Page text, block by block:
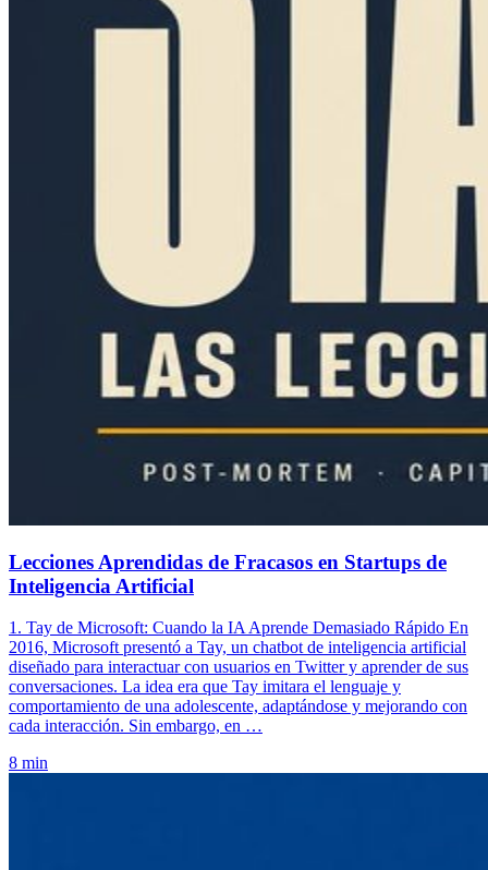
Lecciones Aprendidas de Fracasos en Startups de
Inteligencia Artificial
1. Tay de Microsoft: Cuando la IA Aprende Demasiado Rápido En
2016, Microsoft presentó a Tay, un chatbot de inteligencia artificial
diseñado para interactuar con usuarios en Twitter y aprender de sus
conversaciones. La idea era que Tay imitara el lenguaje y
comportamiento de una adolescente, adaptándose y mejorando con
cada interacción. Sin embargo, en …
8 min